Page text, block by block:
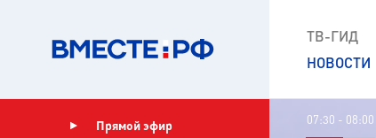
ТВ-ГИД
НОВОСТИ
Прямой эфир 07:30 - 08:00